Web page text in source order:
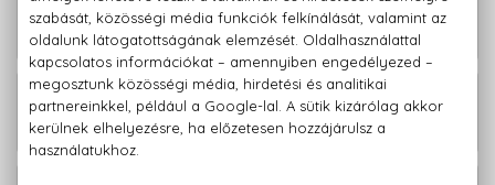
L'eau D'Issey Pour Homme Deo stift
75 ml
9.310 Ft
L'eau D'Issey Pour Homme Tusfürdő
200 ml
13.350 Ft